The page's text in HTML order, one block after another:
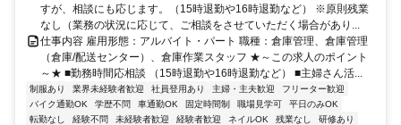
すが、相談にも応じます。（15時退勤や16時退勤など） ※原則残業
なし（業務の状況に応じて、ご相談をさせていただく場合があり...
仕事内容 雇用形態：アルバイト・パート 職種：倉庫管理、倉庫管理
（倉庫/配送センター）、倉庫作業スタッフ ★～この求人のポイント
～★ ■勤務時間応相談 （15時退勤や16時退勤など） ■主婦さん活...
制服あり 業界未経験者歓迎 社員登用あり 主婦・主夫歓迎
フリーター歓迎
バイク通勤OK
学歴不問 車通勤OK 固定時間制 職場見学可
平日のみOK
転勤なし
経験不問 未経験者歓迎 経験者歓迎 ネイルOK 残業なし
研修あり